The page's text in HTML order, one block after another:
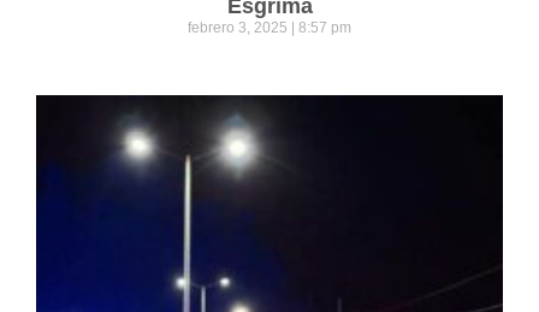
Esgrima
febrero 3, 2025 8:57 pm